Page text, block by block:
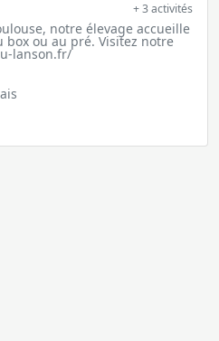
+ 3 activités
notre élevage accueille
box ou au pré. Visitez notre
lanson.fr/